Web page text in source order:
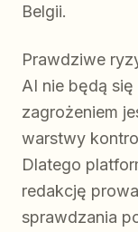
Belgii.
Prawdziwe
AI nie będą
zagrożeniem
warstwy
Dlatego
redakcję
sprawdzania